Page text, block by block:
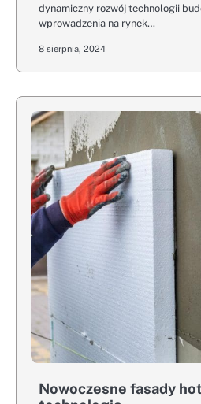
dynamiczny rozwój technologii
wprowadzenia na rynek…
8 sierpnia, 2024
Nowoczesne fasady